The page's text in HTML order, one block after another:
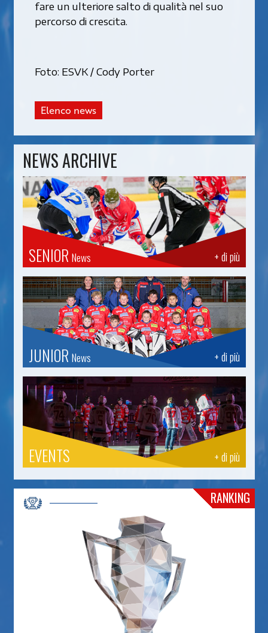
fare un ulteriore salto di qualità nel suo
percorso di crescita.
Foto: ESVK / Cody Porter
Elenco news
NEWS ARCHIVE
+ di più
SENIOR News
+ di più
JUNIOR News
+ di più
EVENTS
RANKING